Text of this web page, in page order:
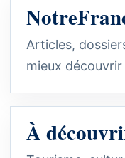
Articles,
mieux découvrir
À